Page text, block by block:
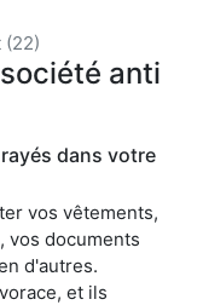
(22)
anti
dans votre
vos vêtements,
vos documents
d'autres.
et ils